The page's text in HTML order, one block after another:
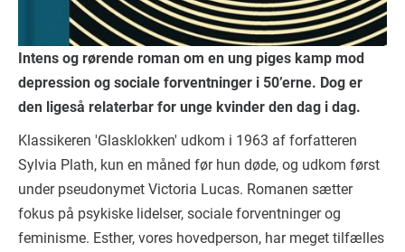
Intens og rørende roman om en ung piges kamp mod
depression og sociale forventninger i 50’erne. Dog er
den ligeså relaterbar for unge kvinder den dag i dag.
Klassikeren 'Glasklokken' udkom i 1963 af forfatteren
Sylvia Plath, kun en måned før hun døde, og udkom først
under pseudonymet Victoria Lucas. Romanen sætter
fokus på psykiske lidelser, sociale forventninger og
feminisme. Esther, vores hovedperson, har meget tilfælles